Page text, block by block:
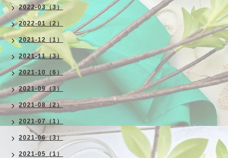
2022-03（3）
2022-01（2）
2021-12（1）
2021-11（3）
2021-10（6）
2021-09（3）
2021-08（2）
2021-07（1）
2021-06（3）
2021-05（1）